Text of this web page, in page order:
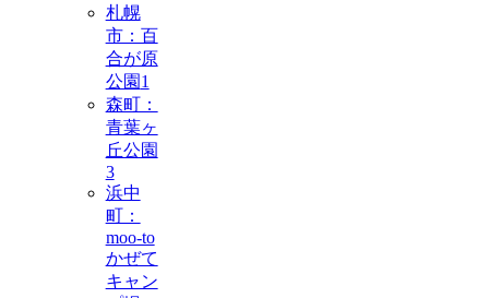
札幌
市：百
合が原
公園 1
森町：
青葉ヶ
丘公園
3
浜中
町：
moo-to
かぜて
キャン